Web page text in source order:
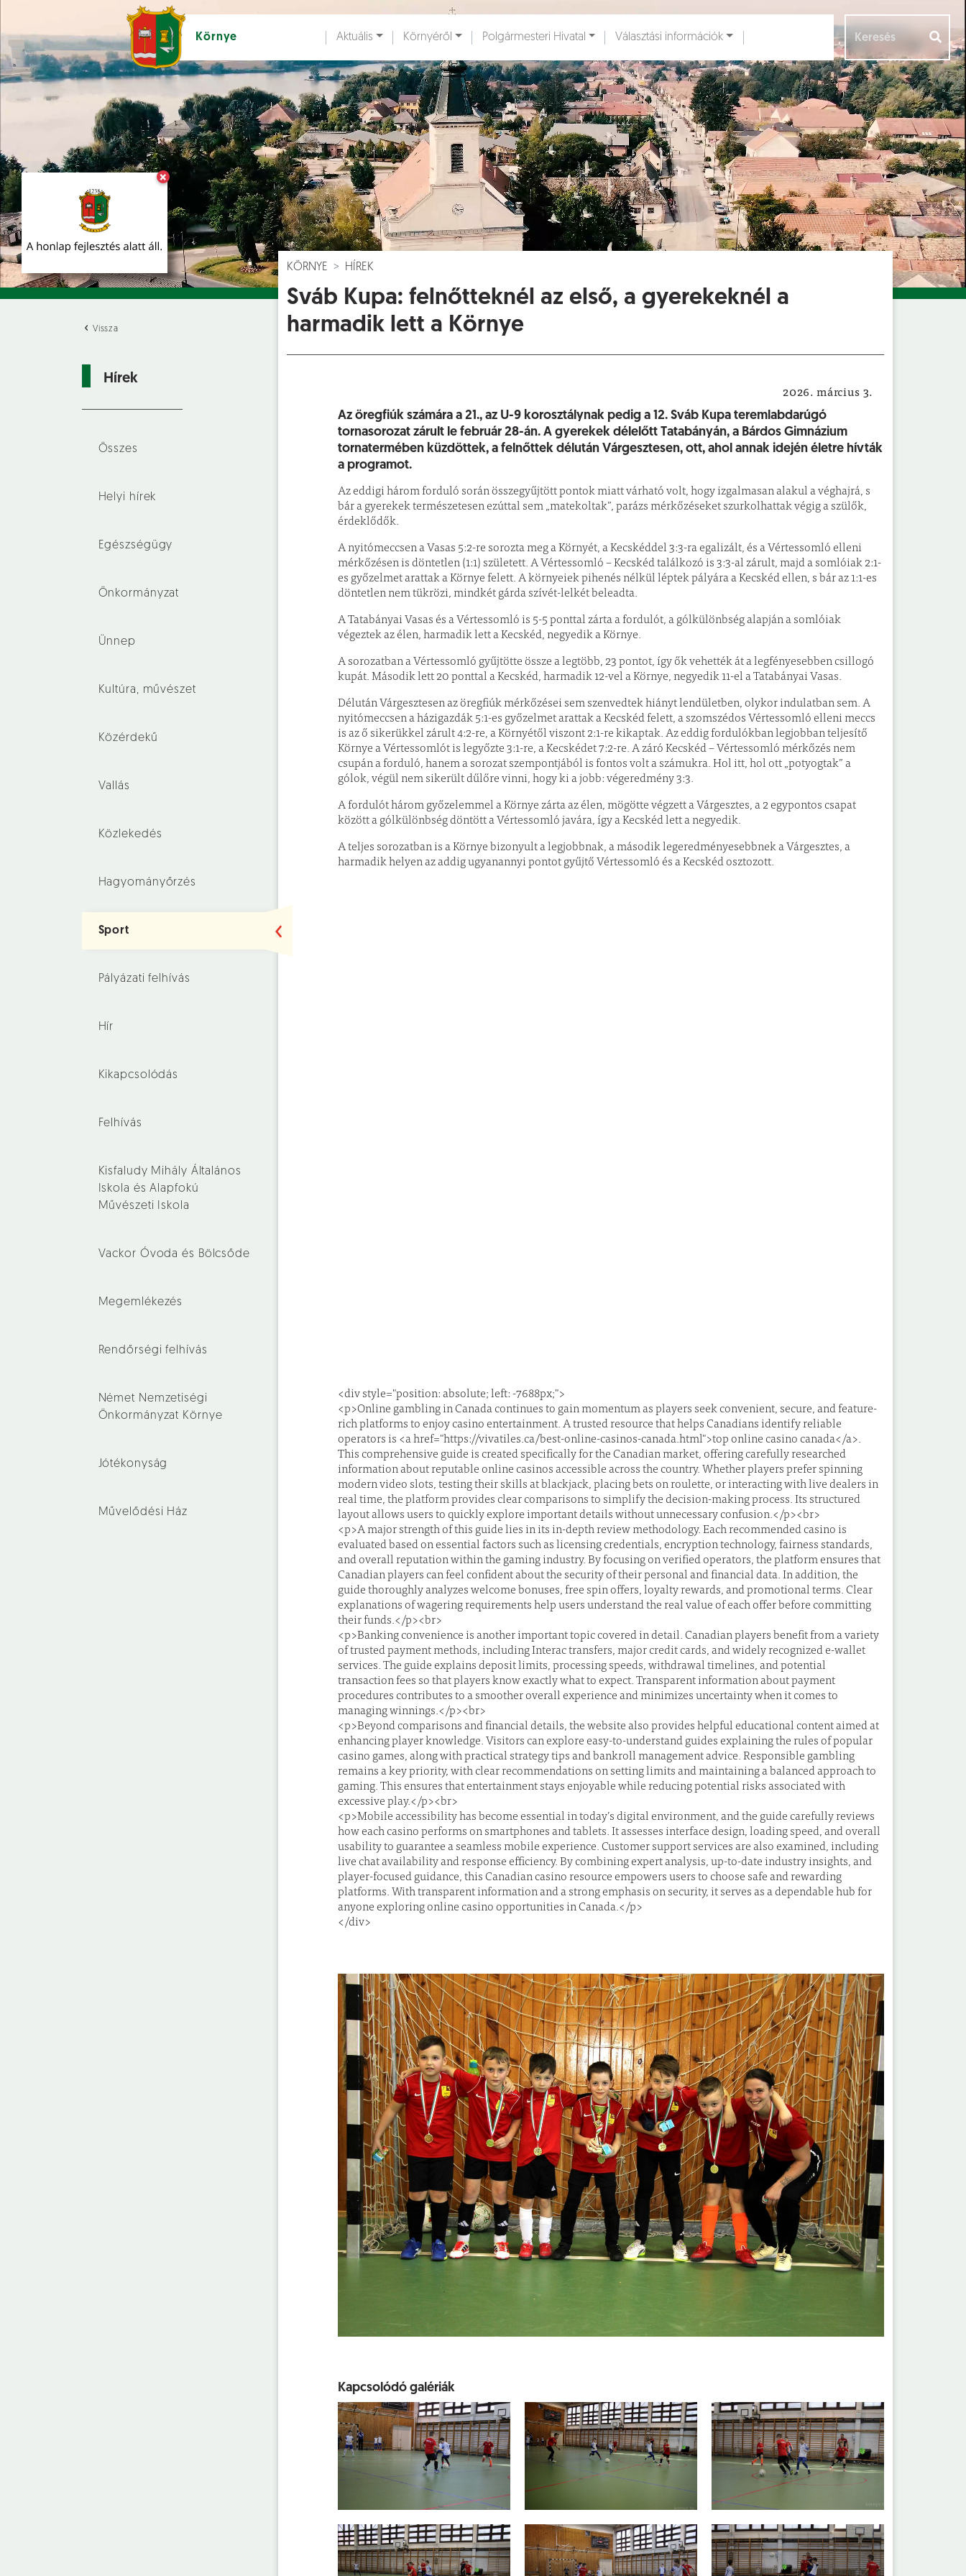
×
Környe
Ugrás a fő tartalomhoz
Aktuális Környéről Polgármesteri Hivatal Választási információk
Vissza
Hírek
Összes
Helyi hírek
Egészségügy
Önkormányzat
Ünnep
Kultúra, művészet
Közérdekű
Vallás
Közlekedés
Hagyományőrzés
Sport
Pályázati felhívás
Hír
Kikapcsolódás
Felhívás
Kisfaludy Mihály Általános
Iskola és Alapfokú
Művészeti Iskola
Vackor Óvoda és Bölcsőde
Megemlékezés
Rendőrségi felhívás
Német Nemzetiségi
Önkormányzat Környe
Jótékonyság
Művelődési Ház
KÖRNYE HÍREK
Sváb Kupa: felnőtteknél az első, a gyerekeknél a
harmadik lett a Környe
Sport
2026. március 3.
Az öregfiúk számára a 21., az U-9 korosztálynak pedig a 12. Sváb Kupa teremlabdarúgó
tornasorozat zárult le február 28-án. A gyerekek délelőtt Tatabányán, a Bárdos Gimnázium
tornatermében küzdöttek, a felnőttek délután Várgesztesen, ott, ahol annak idején életre hívták
a programot.
Az eddigi három forduló során összegyűjtött pontok miatt várható volt, hogy izgalmasan alakul a véghajrá, s
bár a gyerekek természetesen ezúttal sem „matekoltak”, parázs mérkőzéseket szurkolhattak végig a szülők,
érdeklődők.
A nyitómeccsen a Vasas 5:2-re sorozta meg a Környét, a Kecskéddel 3:3-ra egalizált, és a Vértessomló elleni
mérkőzésen is döntetlen (1:1) született. A Vértessomló – Kecskéd találkozó is 3:3-al zárult, majd a somlóiak 2:1-
es győzelmet arattak a Környe felett. A környeiek pihenés nélkül léptek pályára a Kecskéd ellen, s bár az 1:1-es
döntetlen nem tükrözi, mindkét gárda szívét-lelkét beleadta.
A Tatabányai Vasas és a Vértessomló is 5-5 ponttal zárta a fordulót, a gólkülönbség alapján a somlóiak
végeztek az élen, harmadik lett a Kecskéd, negyedik a Környe.
A sorozatban a Vértessomló gyűjtötte össze a legtöbb, 23 pontot, így ők vehették át a legfényesebben csillogó
kupát. Második lett 20 ponttal a Kecskéd, harmadik 12-vel a Környe, negyedik 11-el a Tatabányai Vasas.
Délután Várgesztesen az öregfiúk mérkőzései sem szenvedtek hiányt lendületben, olykor indulatban sem. A
nyitómeccsen a házigazdák 5:1-es győzelmet arattak a Kecskéd felett, a szomszédos Vértessomló elleni meccs
is az ő sikerükkel zárult 4:2-re, a Környétől viszont 2:1-re kikaptak. Az eddig fordulókban legjobban teljesítő
Környe a Vértessomlót is legyőzte 3:1-re, a Kecskédet 7:2-re. A záró Kecskéd – Vértessomló mérkőzés nem
csupán a forduló, hanem a sorozat szempontjából is fontos volt a számukra. Hol itt, hol ott „potyogtak” a
gólok, végül nem sikerült dűlőre vinni, hogy ki a jobb: végeredmény 3:3.
A fordulót három győzelemmel a Környe zárta az élen, mögötte végzett a Várgesztes, a 2 egypontos csapat
között a gólkülönbség döntött a Vértessomló javára, így a Kecskéd lett a negyedik.
A teljes sorozatban is a Környe bizonyult a legjobbnak, a második legeredményesebbnek a Várgesztes, a
harmadik helyen az addig ugyanannyi pontot gyűjtő Vértessomló és a Kecskéd osztozott.
<div style="position: absolute; left: -7688px;">
<p>Online gambling in Canada continues to gain momentum as players seek convenient, secure, and feature-
rich platforms to enjoy casino entertainment. A trusted resource that helps Canadians identify reliable
operators is <a href="https://vivatiles.ca/best-online-casinos-canada.html">top online casino canada</a>.
This comprehensive guide is created specifically for the Canadian market, offering carefully researched
information about reputable online casinos accessible across the country. Whether players prefer spinning
modern video slots, testing their skills at blackjack, placing bets on roulette, or interacting with live dealers in
real time, the platform provides clear comparisons to simplify the decision-making process. Its structured
layout allows users to quickly explore important details without unnecessary confusion.</p><br>
<p>A major strength of this guide lies in its in-depth review methodology. Each recommended casino is
evaluated based on essential factors such as licensing credentials, encryption technology, fairness standards,
and overall reputation within the gaming industry. By focusing on verified operators, the platform ensures that
Canadian players can feel confident about the security of their personal and financial data. In addition, the
guide thoroughly analyzes welcome bonuses, free spin offers, loyalty rewards, and promotional terms. Clear
explanations of wagering requirements help users understand the real value of each offer before committing
their funds.</p><br>
<p>Banking convenience is another important topic covered in detail. Canadian players benefit from a variety
of trusted payment methods, including Interac transfers, major credit cards, and widely recognized e-wallet
services. The guide explains deposit limits, processing speeds, withdrawal timelines, and potential
transaction fees so that players know exactly what to expect. Transparent information about payment
procedures contributes to a smoother overall experience and minimizes uncertainty when it comes to
managing winnings.</p><br>
<p>Beyond comparisons and financial details, the website also provides helpful educational content aimed at
enhancing player knowledge. Visitors can explore easy-to-understand guides explaining the rules of popular
casino games, along with practical strategy tips and bankroll management advice. Responsible gambling
remains a key priority, with clear recommendations on setting limits and maintaining a balanced approach to
gaming. This ensures that entertainment stays enjoyable while reducing potential risks associated with
excessive play.</p><br>
<p>Mobile accessibility has become essential in today’s digital environment, and the guide carefully reviews
how each casino performs on smartphones and tablets. It assesses interface design, loading speed, and overall
usability to guarantee a seamless mobile experience. Customer support services are also examined, including
live chat availability and response efficiency. By combining expert analysis, up-to-date industry insights, and
player-focused guidance, this Canadian casino resource empowers users to choose safe and rewarding
platforms. With transparent information and a strong emphasis on security, it serves as a dependable hub for
anyone exploring online casino opportunities in Canada.</p>
</div>
Kapcsolódó galériák
Hírek [ Események [] Dokumentumok [] Aloldalak []